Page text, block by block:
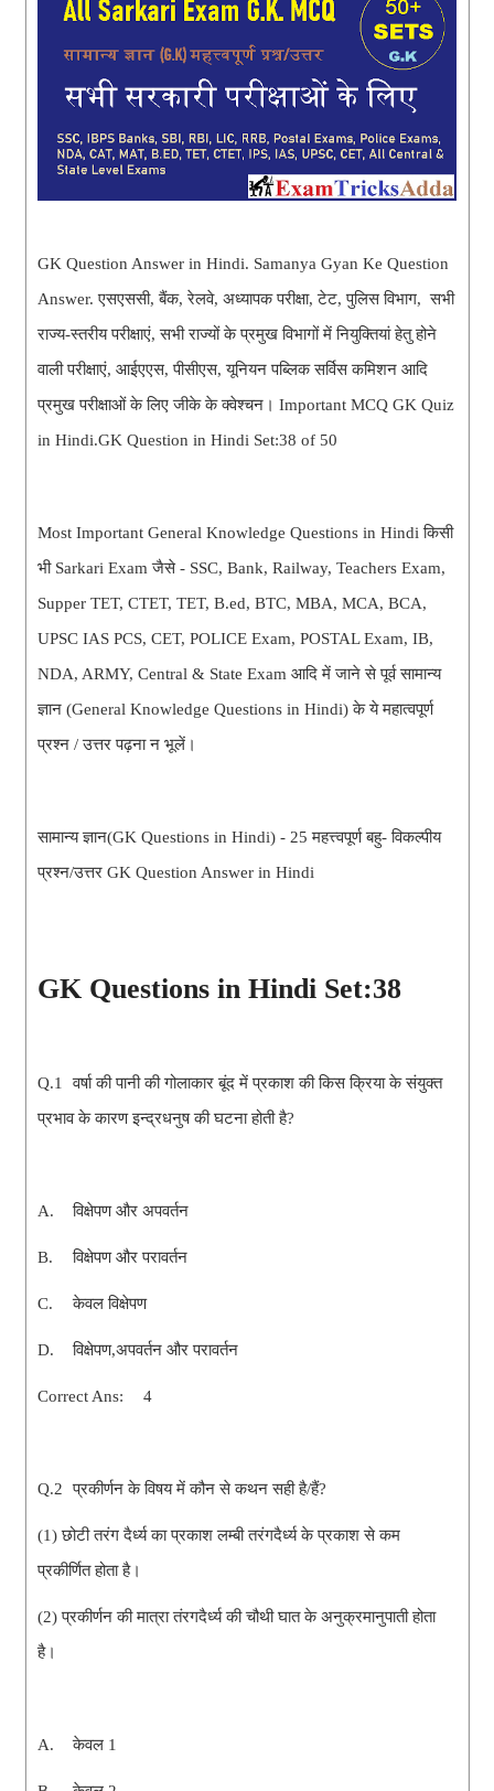
GK Question Answer in Hindi. Samanya Gyan Ke Question
Answer. एसएससी, बैंक, रेलवे, अध्यापक परीक्षा, टेट, पुलिस विभाग, सभी
राज्य-स्तरीय परीक्षाएं, सभी राज्यों के प्रमुख विभागों में नियुक्तियां हेतु होने
वाली परीक्षाएं, आईएएस, पीसीएस, यूनियन पब्लिक सर्विस कमिशन आदि
प्रमुख परीक्षाओं के लिए जीके के क्वेश्चन। Important MCQ GK Quiz
in Hindi.GK Question in Hindi Set:38 of 50
Most Important General Knowledge Questions in Hindi किसी
भी Sarkari Exam जैसे - SSC, Bank, Railway, Teachers Exam,
Supper TET, CTET, TET, B.ed, BTC, MBA, MCA, BCA,
UPSC IAS PCS, CET, POLICE Exam, POSTAL Exam, IB,
NDA, ARMY, Central & State Exam आदि में जाने से पूर्व सामान्य
ज्ञान (General Knowledge Questions in Hindi) के ये महात्वपूर्ण
प्रश्न / उत्तर पढ़ना न भूलें।
सामान्य ज्ञान(GK Questions in Hindi) - 25 महत्त्वपूर्ण बहु- विकल्पीय
प्रश्न/उत्तर GK Question Answer in Hindi
GK Questions in Hindi Set:38
Q.1
वर्षा की पानी की गोलाकार बूंद में प्रकाश की किस क्रिया के संयुक्त
प्रभाव के कारण इन्द्रधनुष की घटना होती है?
A. विक्षेपण और अपवर्तन
B. विक्षेपण और परावर्तन
C. केवल विक्षेपण
D. विक्षेपण,अपवर्तन और परावर्तन
Correct Ans: 4
Q.2 प्रकीर्णन के विषय में कौन से कथन सही है/हैं?
(1) छोटी तरंग दैर्ध्य का प्रकाश लम्बी तरंगदैर्ध्य के प्रकाश से कम
प्रकीर्णित होता है।
(2) प्रकीर्णन की मात्रा तंरगदैर्ध्य की चौथी घात के अनुक्रमानुपाती होता
है।
A. केवल 1